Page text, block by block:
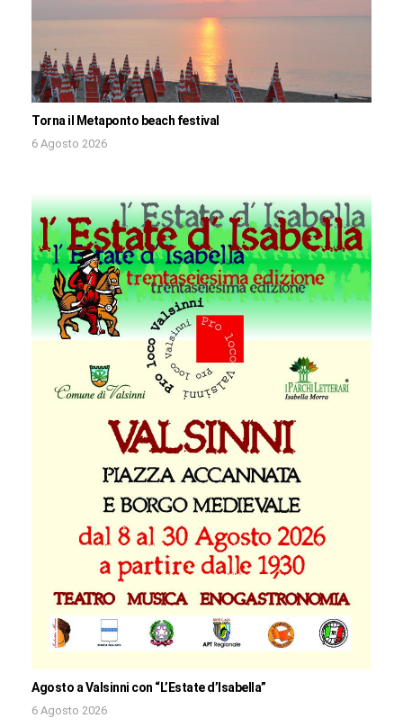
Torna il Metaponto beach festival
6 Agosto 2026
Agosto a Valsinni con “L’Estate d’Isabella”
6 Agosto 2026